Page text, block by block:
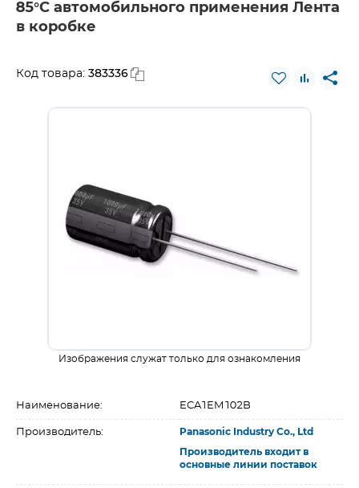
85°С автомобильного применения Лента
в коробке
Код товара: 383336
Изображения служат только для ознакомления
Наименование: ECA1EM102B
Производитель: Panasonic Industry Co., Ltd
Производитель входит в
основные линии поставок